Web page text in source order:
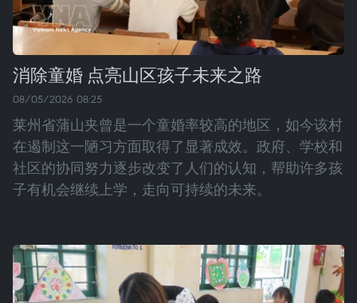
消除童婚 点亮山区孩子未来之路
08/05/2026 08:25
莱州省蒲山夹曾是一个童婚率较高的地区，如今该村
在遏制这一陋习方面取得了显著成效。政府、学校和
社区的协同努力逐步改变了人们的认知，帮助许多孩
子有机会继续上学，走向可持续的未来。